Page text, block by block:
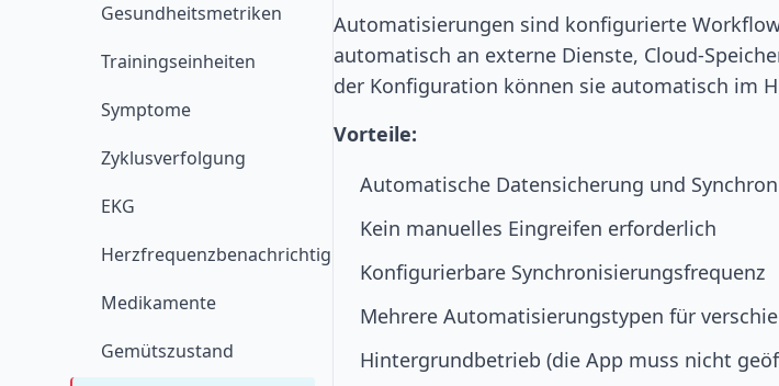
Gesundheitsmetriken
Trainingseinheiten
Symptome
Zyklusverfolgung
EKG
Herzfrequenzbenachrichtigungen
Medikamente
Gemütszustand
Automatisierungen sind konfigurierte
automatisch an externe Dienste, Cloud-
der Konfiguration können sie automatisch im
Vorteile:
Automatische Datensicherung und
Kein manuelles Eingreifen erforderlich
Konfigurierbare Synchronisierungsfrequenz
Mehrere Automatisierungstypen für
Hintergrundbetrieb (die App muss nicht